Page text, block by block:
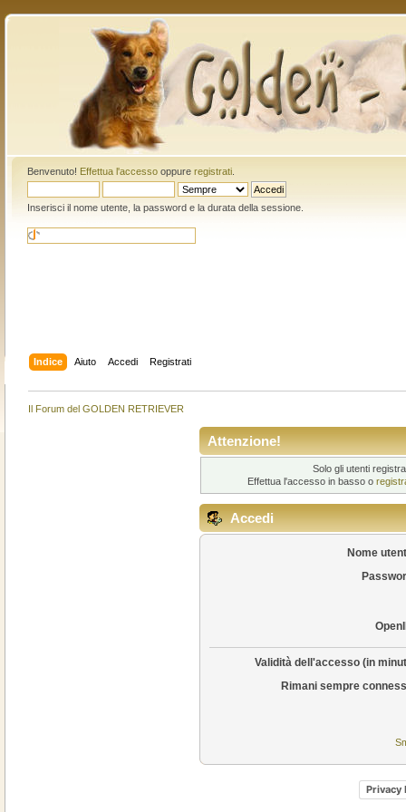
Benvenuto! Effettua l'accessooppure registrati.
Inserisci il nome utente, la password e la durata della sessione.
Indice Aiuto Accedi Registrati
Il Forum del GOLDEN RETRIEVER
Attenzione!
Solo gli utenti
Effettua l'accesso in basso o
Accedi
Nome
Validità dell'accesso (in
Rimani sempre
Privacy